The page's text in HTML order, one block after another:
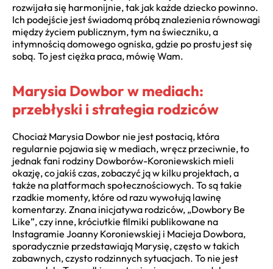
rozwijała się harmonijnie, tak jak każde dziecko powinno.
Ich podejście jest świadomą próbą znalezienia równowagi
między życiem publicznym, tym na świeczniku, a
intymnością domowego ogniska, gdzie po prostu jest się
sobą. To jest ciężka praca, mówię Wam.
Marysia Dowbor w mediach:
przebłyski i strategia rodziców
Chociaż Marysia Dowbor nie jest postacią, która
regularnie pojawia się w mediach, wręcz przeciwnie, to
jednak fani rodziny Dowborów-Koroniewskich mieli
okazję, co jakiś czas, zobaczyć ją w kilku projektach, a
także na platformach społecznościowych. To są takie
rzadkie momenty, które od razu wywołują lawinę
komentarzy. Znana inicjatywa rodziców, „Dowbory Be
Like”, czy inne, króciutkie filmiki publikowane na
Instagramie Joanny Koroniewskiej i Macieja Dowbora,
sporadycznie przedstawiają Marysię, często w takich
zabawnych, czysto rodzinnych sytuacjach. To nie jest